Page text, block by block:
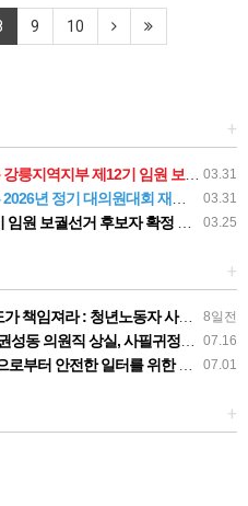
9 10
+
03.31
부 제12기 임원 보궐선거결과 공고
03.31
정기 대의원대회 재소집 건
03.25
보궐선거 후보자 확정 공고
+
8일전
사고의 철저한 진상규명과 재발방지 대책 마련하라
07.16
동 의원직 상실, 사필귀정이다
07.01
주노총 강원지역본부 폭염감시단 선포 기자회견
+